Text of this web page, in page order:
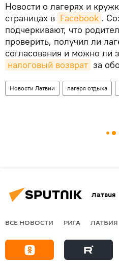
Новости о лагерях и
страницах в Facebook .
подчеркивают, что
проверить, получил ли
согласования и можно ли
налоговый возврат за
Новости Латвии лагеря отдыха
Латвия
ВСЕ НОВОСТИ РИГА ЛАТВИЯ